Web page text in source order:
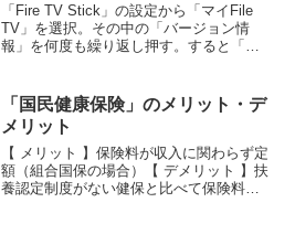
「Fire TV Stick」の設定から「マイFile
TV」を選択。その中の「バージョン情
報」を何度も繰り返し押す。すると「開
「国民健康保険」のメリット・デ
メリット
【 メリット 】保険料が収入に関わらず定
額（組合国保の場合）【 デメリット 】扶
養認定制度がない健保と比べて保険料が